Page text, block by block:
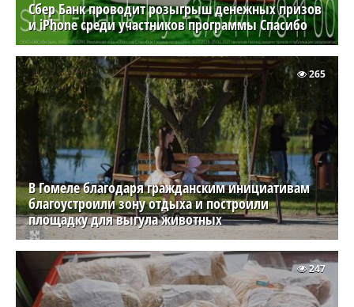
Сбер Банк проводит розыгрыш денежных призов
и iPhone среди участников программы Спасибо
В Гомеле благодаря гражданским инициативам
благоустроили зону отдыха и построили
площадку для выгула животных
265
247